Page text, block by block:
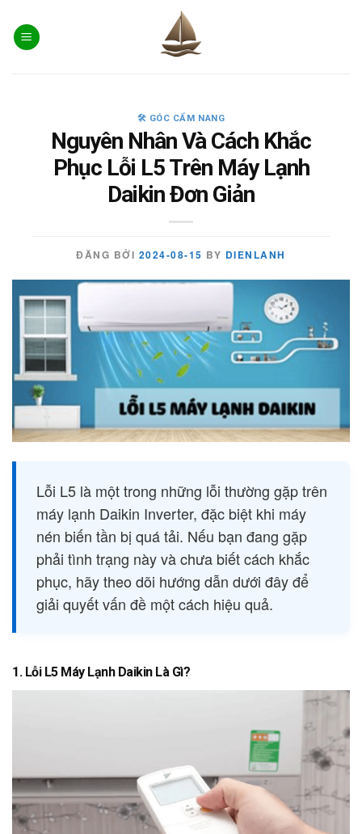
content
🛠️ GÓC CẨM NANG
Nguyên Nhân Và Cách Khắc
Phục Lỗi L5 Trên Máy Lạnh
Daikin Đơn Giản
ĐĂNG BỞI 2024-08-15 BY DIENLANH
Lỗi L5 là một trong những lỗi thường gặp trên
máy lạnh Daikin Inverter, đặc biệt khi máy
nén biến tần bị quá tải. Nếu bạn đang gặp
phải tình trạng này và chưa biết cách khắc
phục, hãy theo dõi hướng dẫn dưới đây để
giải quyết vấn đề một cách hiệu quả.
1. Lỗi L5 Máy Lạnh Daikin Là Gì?